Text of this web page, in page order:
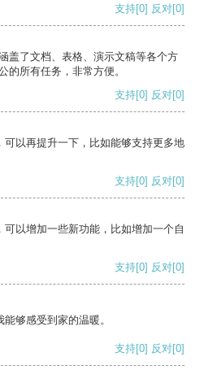
支持[0] 反对[0]
盖了文档、表格、演示文稿等各个方
的所有任务，非常方便。
支持[0] 反对[0]
以再提升一下，比如能够支持更多地
支持[0] 反对[0]
以增加一些新功能，比如增加一个自
支持[0] 反对[0]
够感受到家的温暖。
支持[0] 反对[0]